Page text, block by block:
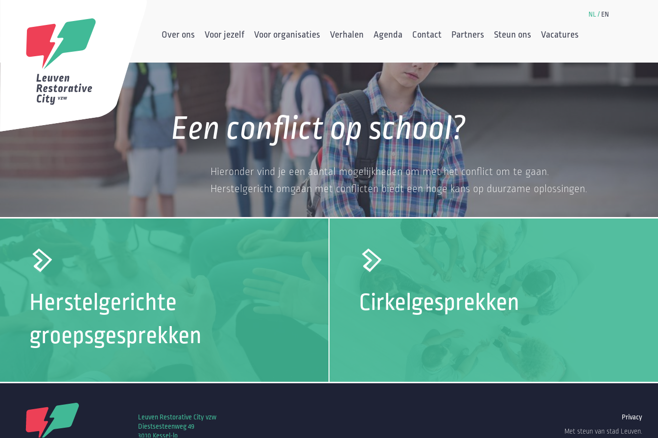
NL EN
Over ons Voor jezelf Voor organisaties Verhalen Agenda Contact Partners Steun ons Vacatures
Een conflict op school?
Hieronder vind je een aantal mogelijkheden om met het conflict om te gaan.
Herstelgericht omgaan met conflicten biedt een hoge kans op duurzame oplossingen.
Herstelgerichte
groepsgesprekken
Cirkelgesprekken
Leuven Restorative City vzw
Diestsesteenweg 49
3010 Kessel-lo
Privacy
Met steun van stad Leuven.